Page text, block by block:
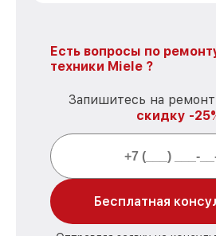
Есть вопросы по
техники Miele ?
Запишитесь на
скидку -
Бесплатная